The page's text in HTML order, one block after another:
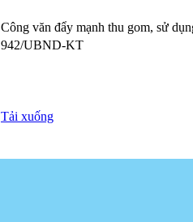
Công văn đẩy mạnh thu gom, sử
942/UBND-KT
Tải xuống